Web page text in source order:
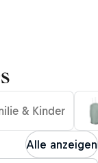
& Kinder
Alle anzeigen